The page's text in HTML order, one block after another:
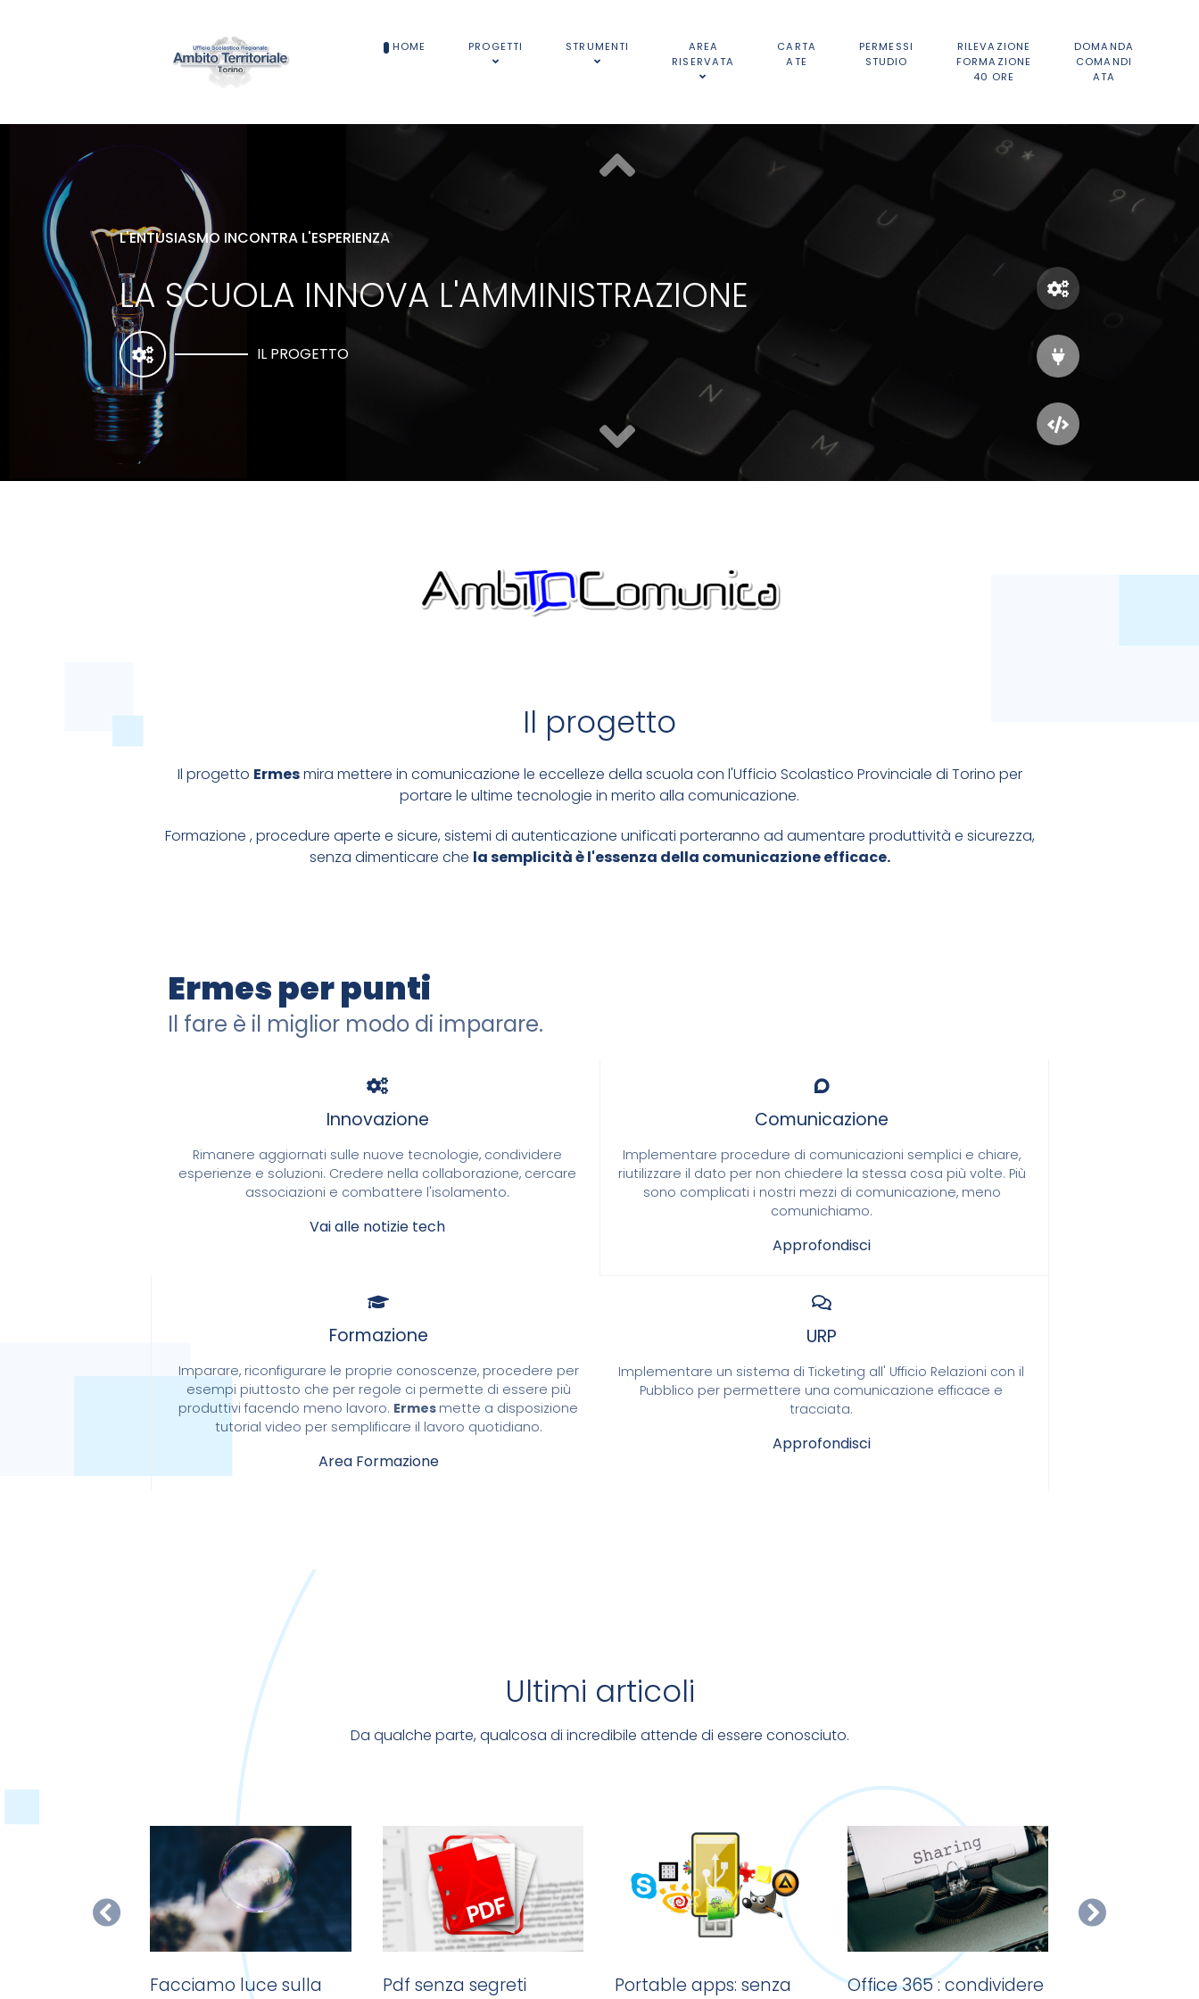
HOME PROGETTI STRUMENTI
AREA
RISERVATA
CARTA
ATE
PERMESSI
STUDIO
RILEVAZIONE
FORMAZIONE
40 ORE
DOMANDA
COMANDI
ATA
L'ENTUSIASMO INCONTRA L'ESPERIENZA
LA SCUOLA INNOVA L'AMMINISTRAZIONE
IL PROGETTO
CREDIAMO NELL'OPENSOURCE, DIAMO MASSIMA PRIORITÀ ALLA SICUREZZA
CODICE SICURO E APERTO
SIAMO SU GITHUB
Il progetto
Il progetto Ermesmira mettere in comunicazione le eccelleze della scuola con l'Ufficio Scolastico Provinciale di Torino per
portare le ultime tecnologie in merito alla comunicazione.
Formazione , procedure aperte e sicure, sistemi di autenticazione unificati porteranno ad aumentare produttività e sicurezza,
senza dimenticare che la semplicità è l'essenza della comunicazione efficace.
Ermes per punti
Il fare è il miglior modo di imparare.
Innovazione
Rimanere aggiornati sulle nuove tecnologie, condividere
esperienze e soluzioni. Credere nella collaborazione, cercare
associazioni e combattere l'isolamento.
Vai alle notizie tech
Comunicazione
Implementare procedure di comunicazioni semplici e chiare,
riutilizzare il dato per non chiedere la stessa cosa più volte. Più
sono complicati i nostri mezzi di comunicazione, meno
comunichiamo.
Approfondisci
Formazione
Imparare, riconfigurare le proprie conoscenze, procedere per
esempi piuttosto che per regole ci permette di essere più
produttivi facendo meno lavoro. Ermes mette a disposizione
tutorial video per semplificare il lavoro quotidiano.
Area Formazione
URP
Implementare un sistema di Ticketing all' Ufficio Relazioni con il
Pubblico per permettere una comunicazione efficace e
tracciata.
Approfondisci
Ultimi articoli
Da qualche parte, qualcosa di incredibile attende di essere conosciuto.
Facciamo luce sulla
Pdf senza segreti
Portable apps: senza
Office 365 : condividere